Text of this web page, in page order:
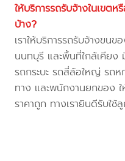
ให้บริการรถรับจ้างในเขต
บ้าง?
เราให้บริการรถรับจ้างขน
นนทบุรี และพื้นที่ใกล้เคียง
รถกระบะ รถสี่ล้อใหญ่ รถ
ทาง และพนักงานยกของ ใ
ราคาถูก ทางเรายินดีรับใช้